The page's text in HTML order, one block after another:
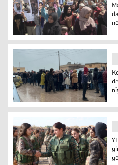
Malbatên dîlgirtiyan li
Kobanê.. Welatiyên